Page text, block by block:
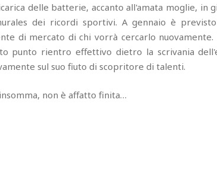
delle batterie, accanto all'amata moglie, in
dei ricordi sportivi. A gennaio è
di mercato di chi vorrà cercarlo
punto rientro effettivo dietro la scrivania
sul suo fiuto di scopritore di talenti.
non è affatto finita…